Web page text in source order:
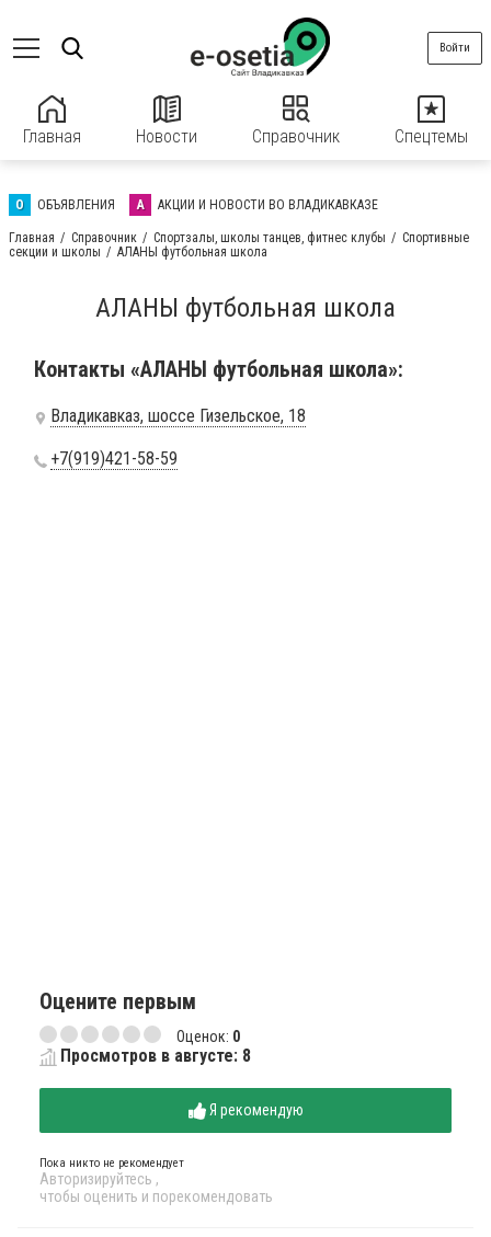
Главная Новости Справочник Спецтемы
Войти
О ОБЪЯВЛЕНИЯ А АКЦИИ И НОВОСТИ ВО ВЛАДИКАВКАЗЕ
Главная Справочник Спортзалы, школы танцев, фитнес клубы
Спортивные
секции и школы
АЛАНЫ футбольная школа
АЛАНЫ футбольная школа
Контакты «АЛАНЫ футбольная школа»:
Владикавказ, шоссе Гизельское, 18
+7(919)421-58-59
Оцените первым
Оценок: 0
Просмотров в августе: 8
Я рекомендую
Пока никто не рекомендует
Авторизируйтесь ,
чтобы оценить и порекомендовать